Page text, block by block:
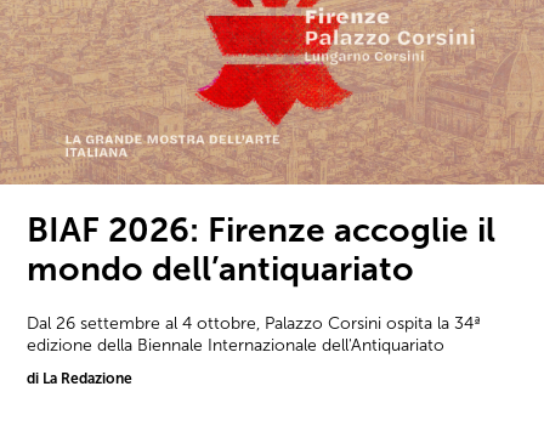
BIAF 2026: Firenze accoglie il
mondo dell’antiquariato
Dal 26 settembre al 4 ottobre, Palazzo Corsini ospita la 34ª
edizione della Biennale Internazionale dell'Antiquariato
di La Redazione